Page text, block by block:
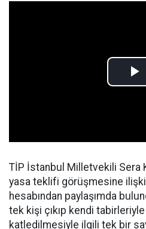
TİP İstanbul Milletvekili Sera
yasa teklifi görüşmesine
hesabından paylaşımda
tek kişi çıkıp kendi tabirleriyle
katledilmesiyle ilgili tek bir